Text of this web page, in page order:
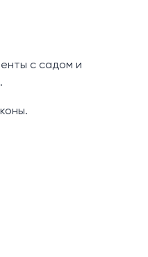
с садом и